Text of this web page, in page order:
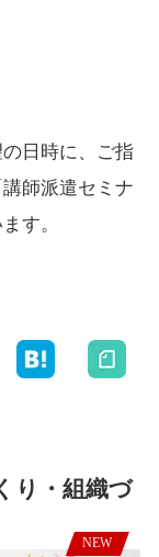
日時に、ご指
師派遣セミナ
す。
り・組織づ
NEW